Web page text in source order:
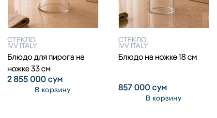
СТЕКЛО
IVV ITALY
Блюдо для пирога на
ножке 33 см
2 855 000сум
В корзину
СТЕКЛО
IVV ITALY
Блюдо на ножке 18 см
857 000сум
В корзину